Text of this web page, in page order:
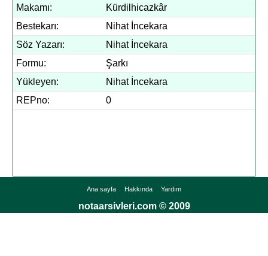
Makamı:
Kürdilhicazkâr
Bestekarı:
Nihat İncekara
Söz Yazarı:
Nihat İncekara
Formu:
Şarkı
Yükleyen:
Nihat İncekara
REPno:
0
Ana sayfa Hakkında Yardım
notaarsivleri.com © 2009